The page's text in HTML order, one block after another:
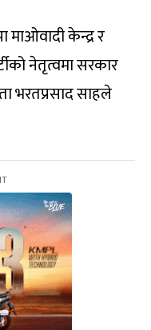
केन्द्र र
नेतृत्वमा सरकार
भरतप्रसाद साहले